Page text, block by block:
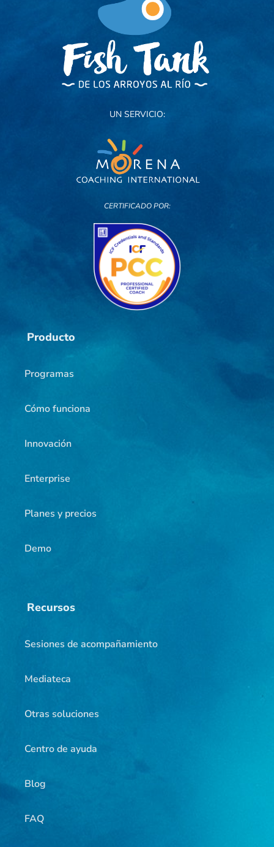
UN SERVICIO:
CERTIFICADO POR:
Producto
Programas
Cómo funciona
Innovación
Enterprise
Planes y precios
Demo
Recursos
Sesiones de acompañamiento
Mediateca
Otras soluciones
Centro de ayuda
Blog
FAQ